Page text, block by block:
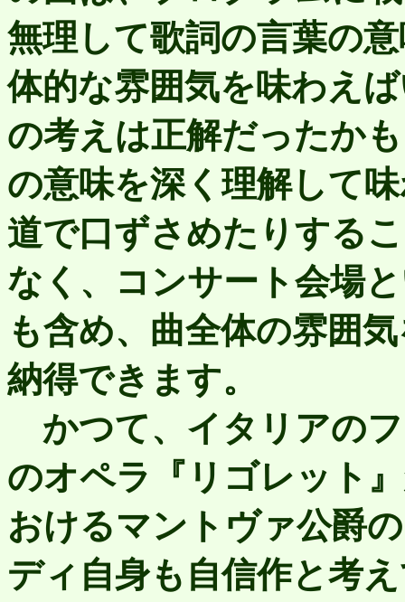
無理して歌詞の言葉の
体的な雰囲気を味わえ
の考えは正解だったか
の意味を深く理解して
道で口ずさめたりする
なく、コンサート会場
も含め、曲全体の雰囲
納得できます。
かつて、イタリアの
のオペラ『リゴレット
おけるマントヴァ公爵
ディ自身も自信作と考